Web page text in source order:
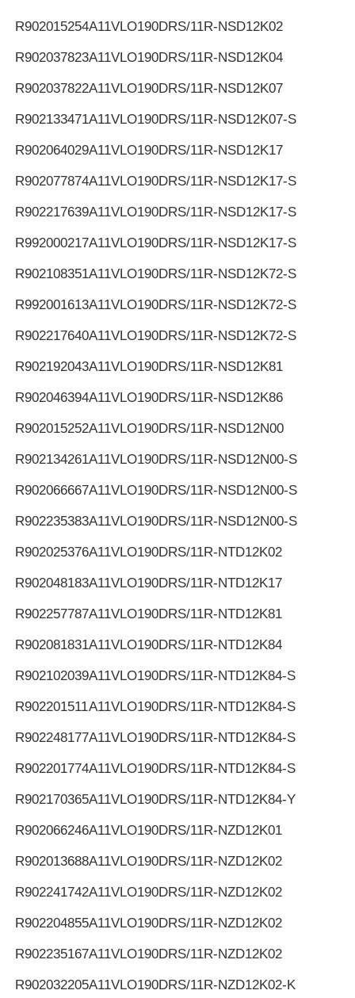
R902015254A11VLO190DRS/11R-NSD12K02
R902037823A11VLO190DRS/11R-NSD12K04
R902037822A11VLO190DRS/11R-NSD12K07
R902133471A11VLO190DRS/11R-NSD12K07-S
R902064029A11VLO190DRS/11R-NSD12K17
R902077874A11VLO190DRS/11R-NSD12K17-S
R902217639A11VLO190DRS/11R-NSD12K17-S
R992000217A11VLO190DRS/11R-NSD12K17-S
R902108351A11VLO190DRS/11R-NSD12K72-S
R992001613A11VLO190DRS/11R-NSD12K72-S
R902217640A11VLO190DRS/11R-NSD12K72-S
R902192043A11VLO190DRS/11R-NSD12K81
R902046394A11VLO190DRS/11R-NSD12K86
R902015252A11VLO190DRS/11R-NSD12N00
R902134261A11VLO190DRS/11R-NSD12N00-S
R902066667A11VLO190DRS/11R-NSD12N00-S
R902235383A11VLO190DRS/11R-NSD12N00-S
R902025376A11VLO190DRS/11R-NTD12K02
R902048183A11VLO190DRS/11R-NTD12K17
R902257787A11VLO190DRS/11R-NTD12K81
R902081831A11VLO190DRS/11R-NTD12K84
R902102039A11VLO190DRS/11R-NTD12K84-S
R902201511A11VLO190DRS/11R-NTD12K84-S
R902248177A11VLO190DRS/11R-NTD12K84-S
R902201774A11VLO190DRS/11R-NTD12K84-S
R902170365A11VLO190DRS/11R-NTD12K84-Y
R902066246A11VLO190DRS/11R-NZD12K01
R902013688A11VLO190DRS/11R-NZD12K02
R902241742A11VLO190DRS/11R-NZD12K02
R902204855A11VLO190DRS/11R-NZD12K02
R902235167A11VLO190DRS/11R-NZD12K02
R902032205A11VLO190DRS/11R-NZD12K02-K